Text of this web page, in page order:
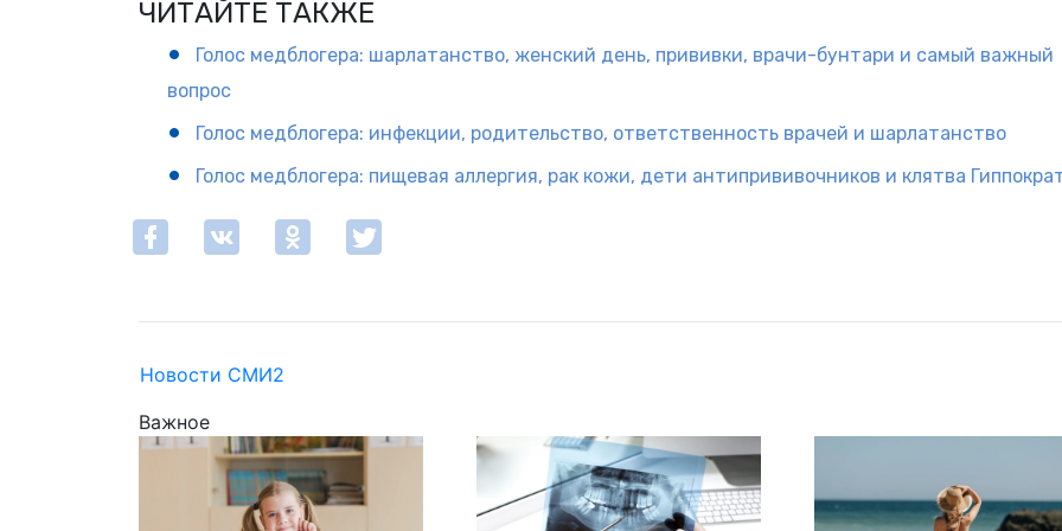
ЧИТАЙТЕ ТАКЖЕ
Голос медблогера: шарлатанство, женский день, прививки, врачи-бунтари и самый важный
вопрос
Голос медблогера: инфекции, родительство, ответственность врачей и шарлатанство
Голос медблогера: пищевая аллергия, рак кожи, дети антипрививочников и клятва
Новости СМИ2
Важное